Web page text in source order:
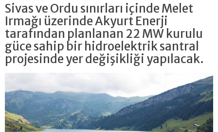
Sivas ve Ordu sınırları içinde Melet
Irmağı üzerinde Akyurt Enerji
tarafından planlanan 22 MW kurulu
güce sahip bir hidroelektrik santral
projesinde yer değişikliği yapılacak.